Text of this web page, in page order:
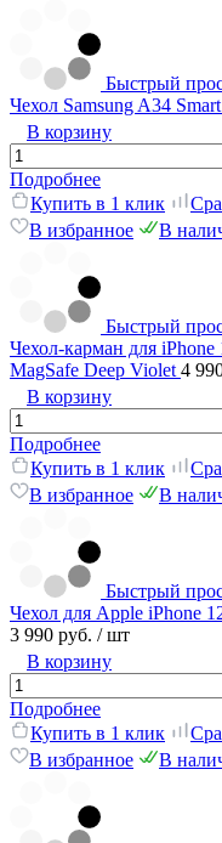
Быстрый
Чехол Samsung A34
В корзину
Подробнее
Купить в 1 клик
В избранное
В
Быстрый
Чехол-карман для
MagSafe Deep Violet 4
В корзину
Подробнее
Купить в 1 клик
В избранное
В
Быстрый
Чехол для Apple iPhone
3 990 руб. / шт
В корзину
Подробнее
Купить в 1 клик
В избранное
В